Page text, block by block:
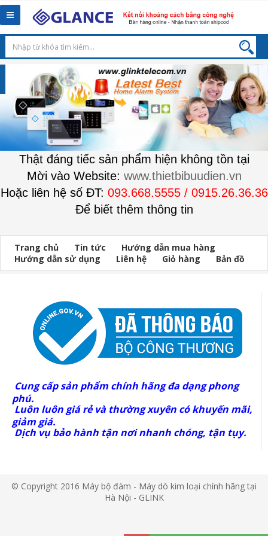
Toggle
navigation
Thật đáng tiếc sản phẩm hiện không tồn tại
Mời vào Website: www.thietbibuudien.vn
Hoặc liên hệ số ĐT: 093.668.5555 / 0915.26.36.36
Để biết thêm thông tin
Trang chủ Tin tức
Hướng dẫn mua hàng
Hướng dẫn sử dụng
Liên hệ Giỏ hàng Bản đồ
Cung cấp sản phẩm chính hãng đa dạng phong
phú.
Luôn luôn giá rẻ và thường xuyên có khuyến mãi,
giảm giá.
Dịch vụ bảo hành tận nơi nhanh chóng, tận tụy.
© Copyright 2016 Máy bộ đàm - Máy dò kim loại chính hãng tại
Hà Nội - GLINK